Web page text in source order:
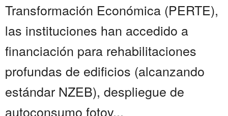
Transformación Económica (PERTE),
las instituciones han accedido a
financiación para rehabilitaciones
profundas de edificios (alcanzando
estándar NZEB), despliegue de
autoconsumo fotov...